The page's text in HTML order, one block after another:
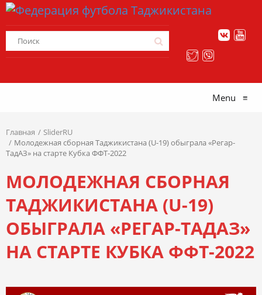
Menu ≡
Главная
SliderRU
Молодежная сборная Таджикистана (U-19) обыграла «Регар-
ТадАЗ» на старте Кубка ФФТ-2022
МОЛОДЕЖНАЯ СБОРНАЯ
ТАДЖИКИСТАНА (U-19)
ОБЫГРАЛА «РЕГАР-ТАДАЗ»
НА СТАРТЕ КУБКА ФФТ-2022